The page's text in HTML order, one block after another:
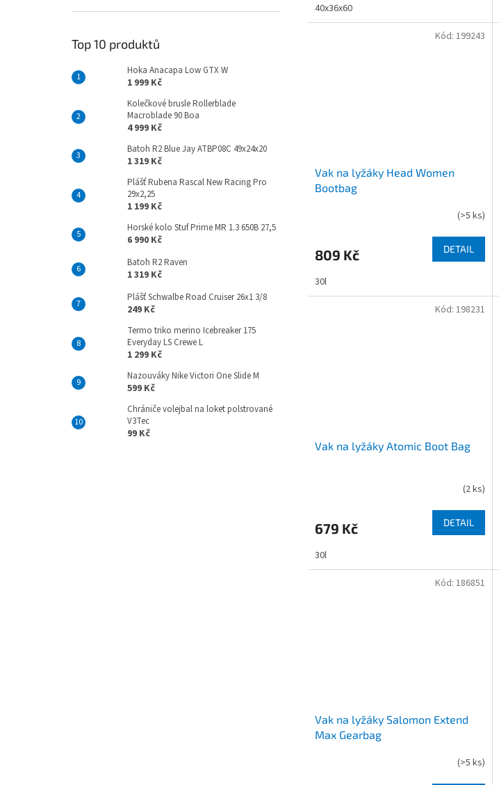
Top 10 produktů
Hoka Anacapa Low GTX W
1 999 Kč
Kolečkové brusle Rollerblade
Macroblade 90 Boa
4 999 Kč
Batoh R2 Blue Jay ATBP08C 49x24x20
1 319 Kč
Plášť Rubena Rascal New Racing Pro
29x2,25
1 199 Kč
Horské kolo Stuf Prime MR 1.3 650B 27,5
6 990 Kč
Batoh R2 Raven
1 319 Kč
Plášť Schwalbe Road Cruiser 26x1 3/8
249 Kč
Termo triko merino Icebreaker 175
Everyday LS Crewe L
1 299 Kč
Nazouváky Nike Victori One Slide M
599 Kč
Chrániče volejbal na loket polstrované
V3Tec
99 Kč
40x36x60
Vak na lyžáky Head Women
Bootbag
(>5 ks)
809 Kč DETAIL
30l
Kód: 199243
Vak na lyžáky Atomic Boot Bag
(2 ks)
679 Kč DETAIL
30l
Kód: 198231
Vak na lyžáky Salomon Extend
Max Gearbag
(>5 ks)
Kód: 186851